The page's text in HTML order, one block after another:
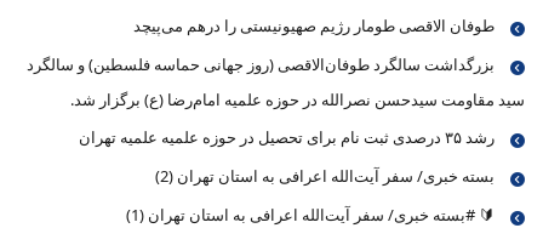
طوفان الاقصی طومار رژیم صهیونیستی را درهم می‌پیچد
بزرگداشت سالگرد طوفان‌الاقصی (روز جهانی حماسه فلسطین) و سالگرد
سید مقاومت سیدحسن نصرالله در حوزه علمیه امام‌رضا (ع) برگزار شد.
رشد ۳۵ درصدی ثبت نام برای تحصیل در حوزه علمیه علمیه تهران
بسته خبری/ سفر آیت‌الله اعرافی به استان تهران (2)
🔰 #بسته خبری/ سفر آیت‌الله اعرافی به استان تهران (1)